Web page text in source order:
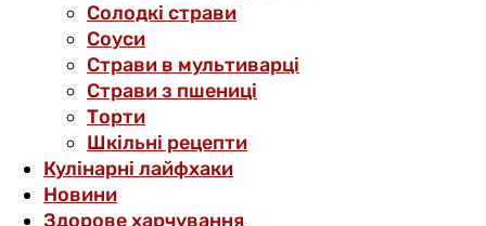
Солодкі страви
Соуси
Страви в мультиварці
Страви з пшениці
Торти
Шкільні рецепти
Кулінарні лайфхаки
Новини
Здорове харчування